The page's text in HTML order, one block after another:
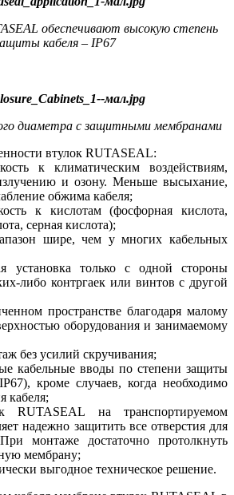
обеспечивают высокую степень
кабеля – IP67
диаметра с защитными мембранами
втулок RUTASEAL:
к климатическим воздействиям,
и озону. Меньше высыхание,
обжима кабеля;
к кислотам (фосфорная кислота,
серная кислота);
шире, чем у многих кабельных
установка только с одной стороны
либо контргаек или винтов с другой
пространстве благодаря малому
оборудования и занимаемому
без усилий скручивания;
кабельные вводы по степени защиты
кроме случаев, когда необходимо
кабеля;
RUTASEAL на транспортируемом
надежно защитить все отверстия для
монтаже достаточно протолкнуть
мембрану;
выгодное техническое решение.